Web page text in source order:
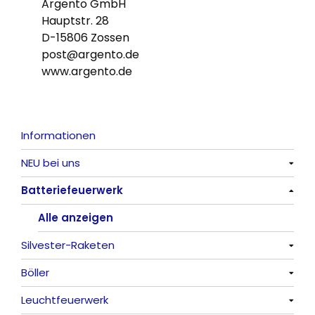
Argento GmbH
Hauptstr. 28
D-15806 Zossen
post@argento.de
www.argento.de
Informationen
NEU bei uns
Alle anzeigen
Batteriefeuerwerk
Alle anzeigen
Silvester-Raketen
Alle anzeigen
Böller
Alle anzeigen
Leuchtfeuerwerk